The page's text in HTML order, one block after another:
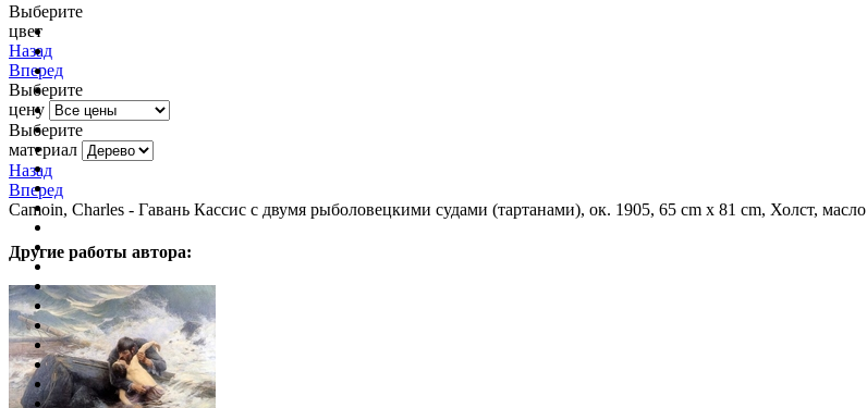
Выберите
цвет
Назад
Вперед
Выберите
цену
Выберите
материал
Назад
Вперед
Camoin, Charles - Гавань Кассис с двумя рыболовецкими судами (тартанами), ок. 1905, 65 cm x 81 cm, Холст, масло
Другие работы автора: